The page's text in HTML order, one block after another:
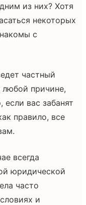
из них? Хотя
некоторых
с
частный
любой причине,
вас забанят
правило, все
всегда
юридической
часто
и